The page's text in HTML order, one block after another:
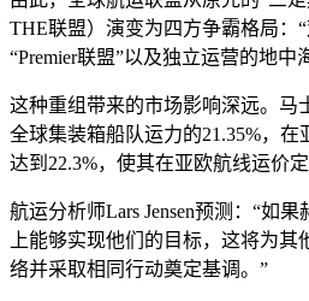
THE联盟）演变为四方争霸格局：“
“Premier联盟”以及独立运营的地中
这种重组带来的市场影响深远。马
全球集装箱船队运力的21.35%，在
达到22.3%，使其在亚欧航线运价
航运分析师Lars Jensen预测：“如
上能够实现他们的目标，这将为其
络并采取相同行动奠定基调。”